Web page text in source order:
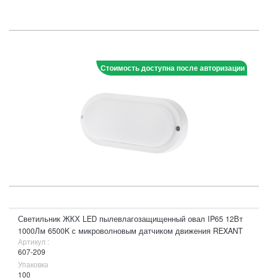
Стоимость доступна после авторизации
Светильник ЖКХ LED пылевлагозащищенный овал IP65 12Вт
1000Лм 6500K с микроволновым датчиком движения REXANT
Артикул :
607-209
Упаковка
100